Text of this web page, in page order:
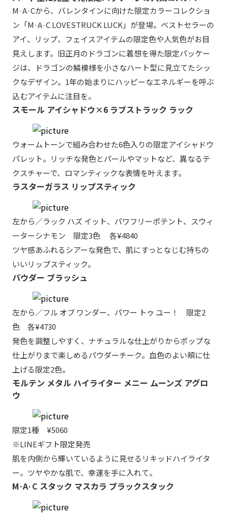
M·A·Cから、バレンタインに向けた限定カラーコレクショ
ン「M·A·C LOVESTRUCK LUCK」が登場。ベストセラーの
アイ、リップ、フェイスアイテムの限定色や人気色がお目
見えします。旧正月のドラゴンに着想を得た限定パッケー
ジは、ドラゴンの鱗模様を小さなハート型に見立てたシッ
クなデザイン。1年の始まりにハッピーなエネルギーを呼ぶ
込むアイテムに注目を。
スモール アイシャドウ×6 ラブストラック ラック
ウォームトーンで組み合わせた6色入りの限定アイシャドウ
パレット。リッチな発色とパールやマットなど、異なるテ
クスチャーで、ロマンティックな表情を叶えます。
ラスターガラス リップスティック
左から／ラック ハズ イット、パワフリーポテント、スウィ
ーターシナモン 限定3色 各¥4840
ツヤ感あふれるシアーな発色で、肌にすっとなじむ持ちの
いいリップスティック。
パウダー ブラッシュ
左から／フル オブ ワンダー、パワー トゥ ユー！ 限定2
色 各¥4730
発色を調整しやすく、ナチュラルな仕上がりからポップな
仕上がりまで楽しめるパウダーチーク。血色のよい頬に仕
上げる限定2色。
モルテン メタル ハイライター メニー ムーンズ アグロ
ウ
限定1種 ¥5060
※LINEギフト限定発売
肌を内側から輝いているように見せるリキッドハイライタ
ー。ツヤやかな肌で、幸運を手に入れて。
M·A·C スタック マスカラ ブラックスタック